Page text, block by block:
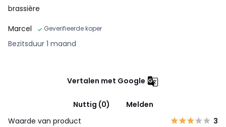
brassière
Marcel
Geverifieerde koper
Bezitsduur 1 maand
Vertalen met Google
Nuttig (0)
Melden
Waarde van product
3